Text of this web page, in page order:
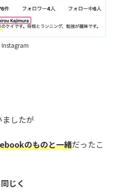
Instagram
ましたが
のものと一緒だったこ
じく